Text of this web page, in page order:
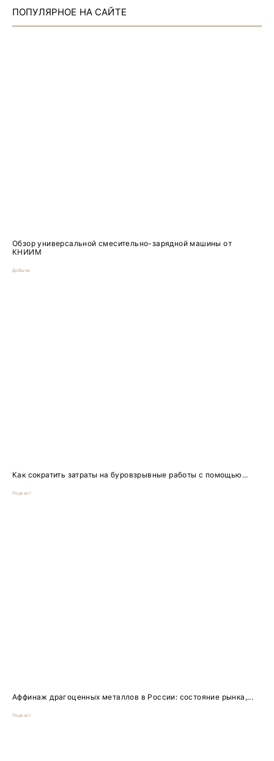
ПОПУЛЯРНОЕ НА САЙТЕ
Обзор универсальной смесительно-зарядной машины от
КНИИМ
Добыча
Как сократить затраты на буровзрывные работы с помощью...
Подкаст
Аффинаж драгоценных металлов в России: состояние рынка,...
Подкаст